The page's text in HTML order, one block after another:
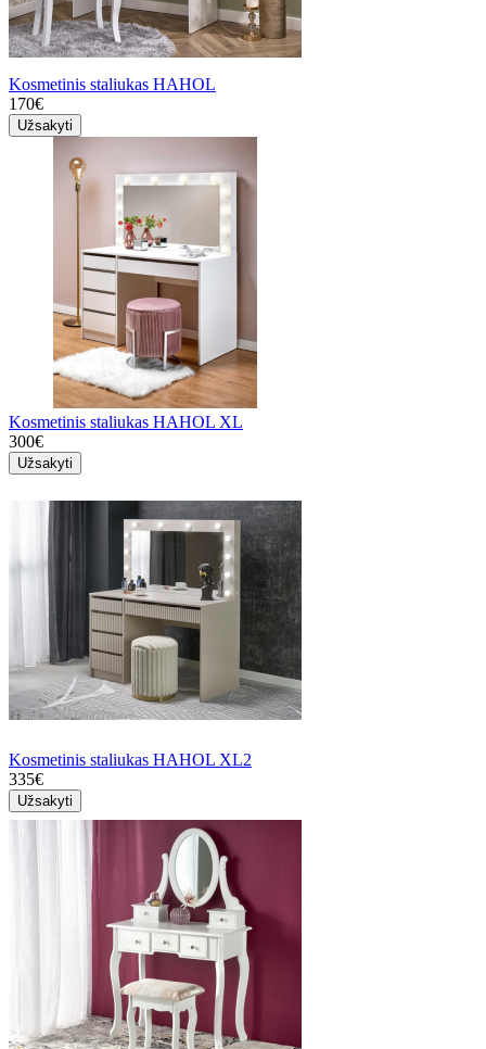
Kosmetinis staliukas HAHOL
170€
Užsakyti
Kosmetinis staliukas HAHOL XL
300€
Užsakyti
Kosmetinis staliukas HAHOL XL2
335€
Užsakyti